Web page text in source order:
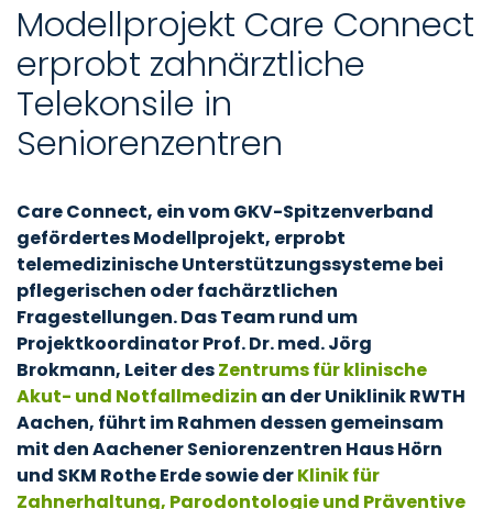
Modellprojekt Care Connect
erprobt zahnärztliche
Telekonsile in
Seniorenzentren
Care Connect, ein vom GKV-Spitzenverband
gefördertes Modellprojekt, erprobt
telemedizinische Unterstützungssysteme bei
pflegerischen oder fachärztlichen
Fragestellungen. Das Team rund um
Projektkoordinator Prof. Dr. med. Jörg
Brokmann, Leiter desZentrums für klinische
Akut- und Notfallmedizin an der Uniklinik RWTH
Aachen, führt im Rahmen dessen gemeinsam
mit den Aachener Seniorenzentren Haus Hörn
und SKM Rothe Erde sowie derKlinik für
Zahnerhaltung, Parodontologie und Präventive